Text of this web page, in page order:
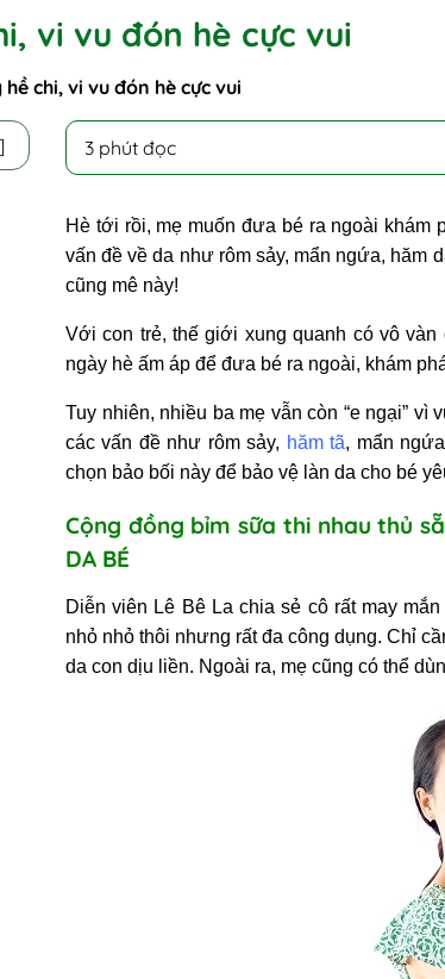
vi vu đón hè cực vui
hề chi, vi vu đón hè cực vui
3 phút đọc
Hè tới rồi, mẹ muốn đưa bé ra ngoài
vấn đề về da như rôm sảy, mẩn ngứa, hăm
cũng mê này!
Với con trẻ, thế giới xung quanh có vô
ngày hè ấm áp để đưa bé ra ngoài, khám
Tuy nhiên, nhiều ba mẹ vẫn còn “e ngại”
các vấn đề như rôm sảy, hăm tã, mẩn
chọn bảo bối này để bảo vệ làn da cho bé
Cộng đồng bỉm sữa thi nhau thủ
DA BÉ
Diễn viên Lê Bê La chia sẻ cô rất may
nhỏ nhỏ thôi nhưng rất đa công dụng. Chỉ
da con dịu liền. Ngoài ra, mẹ cũng có thể